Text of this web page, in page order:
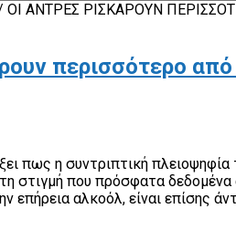
ΟΙ ΆΝΤΡΕΣ ΡΙΣΚΆΡΟΥΝ
περισσότερο από
πως η συντριπτική
στιγμή που πρόσφατα
επήρεια αλκοόλ, είναι επίσης